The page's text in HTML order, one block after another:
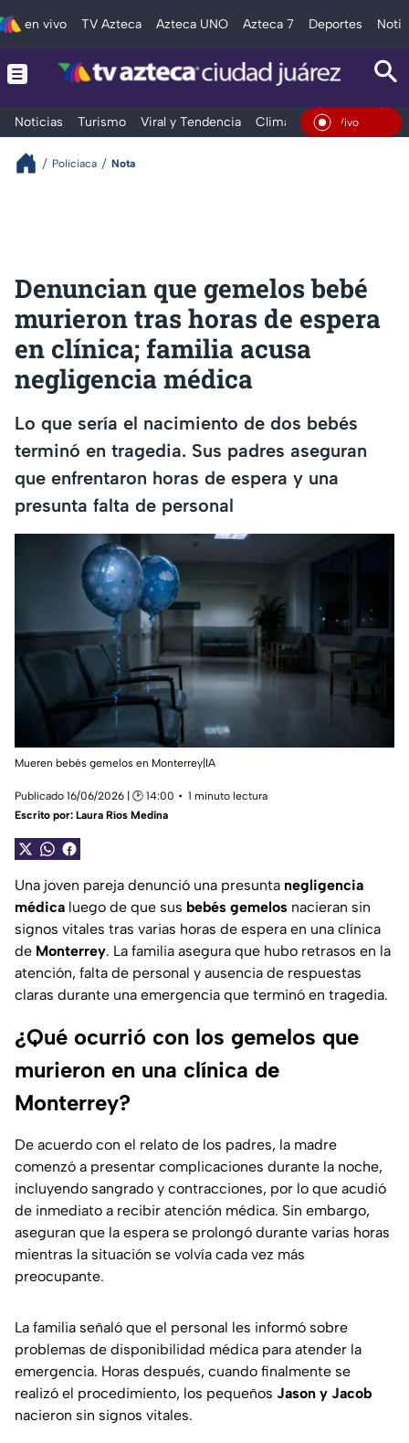
en vivo TV Azteca Azteca UNO Azteca 7 Deportes
Noticias Turismo Viral y Tendencia Clima Deportes
En Vivo
Policiaca Nota
Denuncian que gemelos bebé
murieron tras horas de espera
en clínica; familia acusa
negligencia médica
Lo que sería el nacimiento de dos bebés
terminó en tragedia. Sus padres aseguran
que enfrentaron horas de espera y una
presunta falta de personal
Mueren bebés gemelos en Monterrey|IA
Publicado 16/06/2026 | 🕑 14:00
1 minuto lectura
Escrito por: Laura Ríos Medina
Una joven pareja denunció una presunta negligencia
médica luego de que sus bebés gemelos nacieran sin
signos vitales tras varias horas de espera en una clínica
de Monterrey. La familia asegura que hubo retrasos en la
atención, falta de personal y ausencia de respuestas
claras durante una emergencia que terminó en tragedia.
¿Qué ocurrió con los gemelos que
murieron en una clínica de
Monterrey?
De acuerdo con el relato de los padres, la madre
comenzó a presentar complicaciones durante la noche,
incluyendo sangrado y contracciones, por lo que acudió
de inmediato a recibir atención médica. Sin embargo,
aseguran que la espera se prolongó durante varias horas
mientras la situación se volvía cada vez más
preocupante.
La familia señaló que el personal les informó sobre
problemas de disponibilidad médica para atender la
emergencia. Horas después, cuando finalmente se
realizó el procedimiento, los pequeños Jason y Jacob
nacieron sin signos vitales.